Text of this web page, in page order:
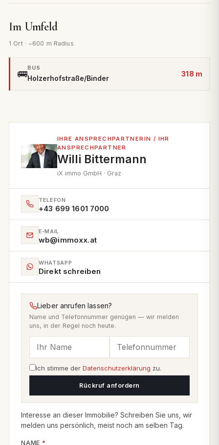
Im Umfeld
1 Ort · ~600 m Radius
🚌
BUS
Holzerhofstraße/Binder
318 m
IHRE ANSPRECHPARTNERIN / IHR
ANSPRECHPARTNER
Willi Bittermann
iX immo GmbH · Graz
TELEFON
+43 699 1601 7000
E‑MAIL
wb@immoxx.at
WHATSAPP
Direkt schreiben
Lieber anrufen lassen?
Name und Telefonnummer genügen — wir melden
uns, in der Regel noch heute.
Ich stimme der Datenschutzerklärung zu.
Rückruf anfordern
Interesse an dieser Immobilie? Schreiben Sie uns, wir
melden uns persönlich, meist noch am selben Tag.
NAME *